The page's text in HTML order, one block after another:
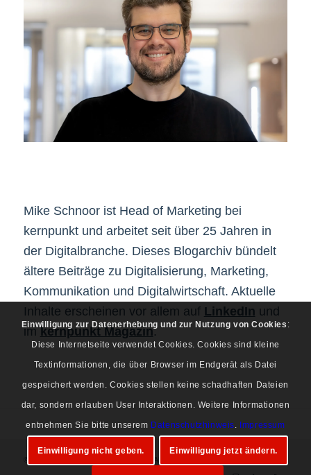
Mike Schnoor ist Head of Marketing bei
kernpunkt und arbeitet seit über 25 Jahren in
der Digitalbranche. Dieses Blogarchiv bündelt
ältere Beiträge zu Digitalisierung, Marketing,
Kommunikation und Digitalwirtschaft. Aktuelle
Inhalte erscheinen vor allem auf LinkedIn und
imkernpunkt Magazin.
© Copyright 1997-2026 Mike Schnoor. Alle Rechte vorbehalten.
Einwilligung zur Datenerhebung und zur Nutzung von Cookies :
Diese Internetseite verwendet Cookies. Cookies sind kleine
Textinformationen, die über Browser im Endgerät als Datei
gespeichert werden. Cookies stellen keine schadhaften Dateien
dar, sondern erlauben User Interaktionen. Weitere Informationen
entnehmen Sie bitte unserem Datenschutzhinweis. Impressum
Einwilligung nicht geben. Einwilligung jetzt ändern.